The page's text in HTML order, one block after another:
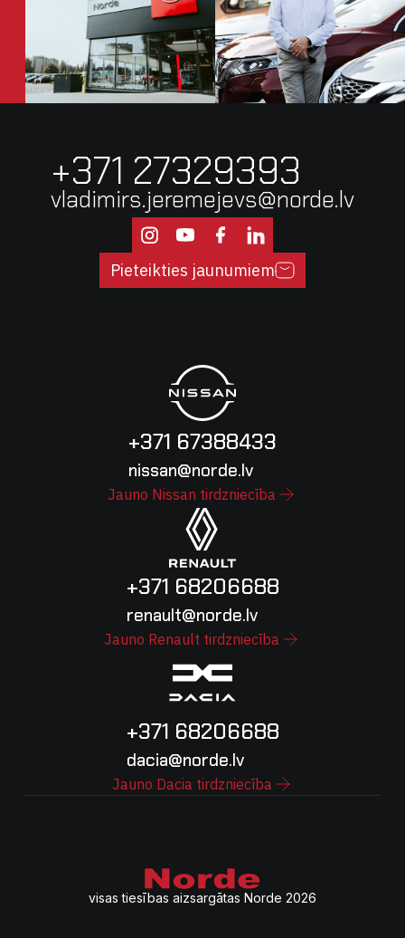
+371 27329393
vladimirs.jeremejevs@norde.lv
Pieteikties jaunumiem
+371 67388433
nissan@norde.lv
Jauno Nissan tirdzniecība
+371 68206688
renault@norde.lv
Jauno Renault tirdzniecība
+371 68206688
dacia@norde.lv
Jauno Dacia tirdzniecība
visas tiesības aizsargātas Norde 2026